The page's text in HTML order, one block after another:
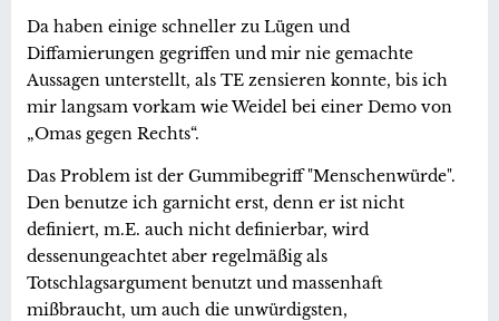
Da haben einige schneller zu Lügen und
Diffamierungen gegriffen und mir nie gemachte
Aussagen unterstellt, als TE zensieren konnte, bis ich
mir langsam vorkam wie Weidel bei einer Demo von
„Omas gegen Rechts“.
Das Problem ist der Gummibegriff "Menschenwürde".
Den benutze ich garnicht erst, denn er ist nicht
definiert, m.E. auch nicht definierbar, wird
dessenungeachtet aber regelmäßig als
Totschlagsargument benutzt und massenhaft
mißbraucht, um auch die unwürdigsten,